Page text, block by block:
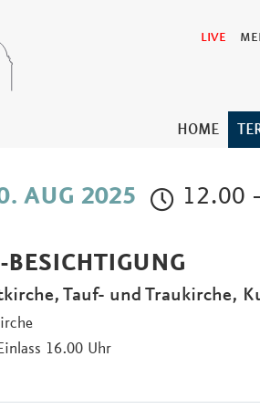
LIVE
HOME
AUG 2025 12.00
BESICHTIGUNG
Tauf- und Traukirche,
16.00 Uhr